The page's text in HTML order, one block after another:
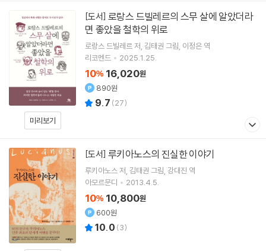
미리보기
[도서]
면 좋았을 철학의 위로
로랑스 드빌레르 저 김태권 그림 이정은 역
리코멘드
2025.1.25.
10% 16,020원
890원
9.7 (27)
[도서] 루키아노스의 진실한 이야기
루키아노스 저 김태권 그림 강대진 역
아모르문디
2013.4.5.
10% 10,800원
600원
10.0 (3)